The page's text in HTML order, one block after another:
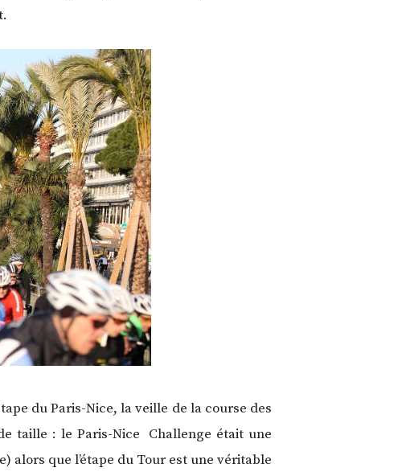
du Paris-Nice, la veille de la course des
taille : le Paris-Nice Challenge était une
alors que l’étape du Tour est une véritable